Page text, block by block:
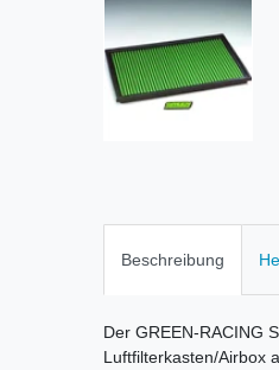
Beschreibung
Der GREEN-RACING
Luftfilterkasten/Airbox